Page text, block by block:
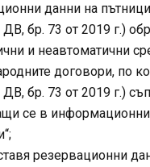
данни на
бр. 73 от 2019 г.)
и неавтоматични
договори, по
ДВ, бр. 73 от 2019 г.)
се в информационни
резервационни